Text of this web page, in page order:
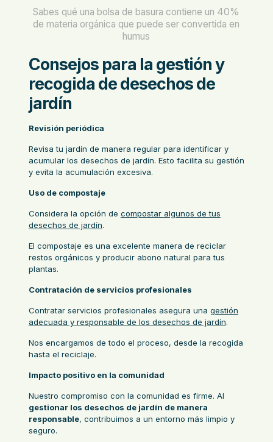
Sabes qué una bolsa de basura contiene un 40%
de materia orgánica que puede ser convertida en
humus
Consejos para la gestión y
recogida de desechos de
jardín
Revisión periódica
Revisa tu jardín de manera regular para identificar y
acumular los desechos de jardín. Esto facilita su gestión
y evita la acumulación excesiva.
Uso de compostaje
Considera la opción de compostar algunos de tus
desechos de jardín.
El compostaje es una excelente manera de reciclar
restos orgánicos y producir abono natural para tus
plantas.
Contratación de servicios profesionales
Contratar servicios profesionales asegura una gestión
adecuada y responsable de los desechos de jardín.
Nos encargamos de todo el proceso, desde la recogida
hasta el reciclaje.
Impacto positivo en la comunidad
Nuestro compromiso con la comunidad es firme. Al
gestionar los desechos de jardín de manera
responsable, contribuimos a un entorno más limpio y
seguro.